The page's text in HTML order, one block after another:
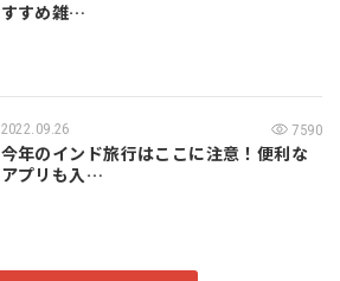
すすめ雑…
2022.09.26 7590
今年のインド旅行はここに注意！便利な
アプリも入…